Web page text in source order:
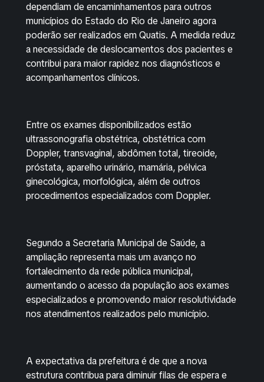
dependiam de encaminhamentos para outros
municípios do Estado do Rio de Janeiro agora
poderão ser realizados em Quatis. A medida reduz
a necessidade de deslocamentos dos pacientes e
contribui para maior rapidez nos diagnósticos e
acompanhamentos clínicos.
Entre os exames disponibilizados estão
ultrassonografia obstétrica, obstétrica com
Doppler, transvaginal, abdômen total, tireoide,
próstata, aparelho urinário, mamária, pélvica
ginecológica, morfológica, além de outros
procedimentos especializados com Doppler.
Segundo a Secretaria Municipal de Saúde, a
ampliação representa mais um avanço no
fortalecimento da rede pública municipal,
aumentando o acesso da população aos exames
especializados e promovendo maior resolutividade
nos atendimentos realizados pelo município.
A expectativa da prefeitura é de que a nova
estrutura contribua para diminuir filas de espera e